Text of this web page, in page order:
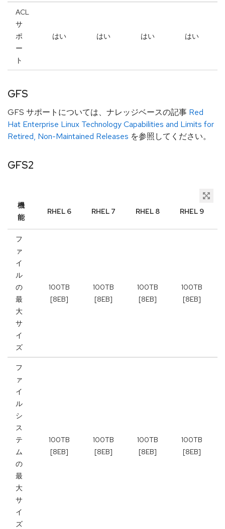
ACL
サ
ポ
ー
ト
はい はい はい はい
GFS
GFS サポートについては、ナレッジベースの記事 Red
Hat Enterprise Linux Technology Capabilities and Limits for
Retired, Non-Maintained Releases を参照してください。
GFS2
機
能
RHEL 6 RHEL 7 RHEL 8 RHEL 9
フ
ァ
イ
ル
の
最
大
サ
イ
ズ
100TB
[8EB]
100TB
[8EB]
100TB
[8EB]
100TB
[8EB]
フ
ァ
イ
ル
シ
ス
テ
ム
の
最
大
サ
イ
ズ
100TB
[8EB]
100TB
[8EB]
100TB
[8EB]
100TB
[8EB]